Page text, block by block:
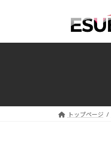
ン
ー
トップページ